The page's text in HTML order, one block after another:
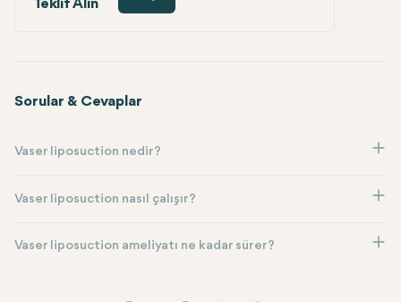
Teklif Alın
Sorular & Cevaplar
Vaser liposuction nedir?
Vaser liposuction nasıl çalışır?
Vaser liposuction ameliyatı ne kadar sürer?